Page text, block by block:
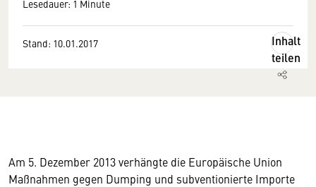
Lesedauer: 1 Minute
Stand: 10.01.2017
Inhalt
teilen
Am 5. Dezember 2013 verhängte die Europäische Union
Maßnahmen gegen Dumping und subventionierte Importe